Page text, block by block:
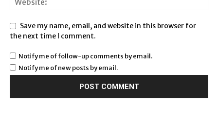
Save my name, email, and website in this browser for
the next time I comment.
Notify me of follow-up comments by email.
Notify me of new posts by email.